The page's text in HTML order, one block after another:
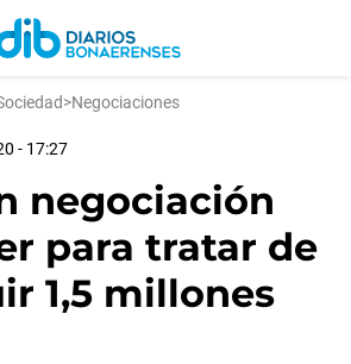
>Negociaciones
- 17:27
negociación
para tratar de
1,5 millones